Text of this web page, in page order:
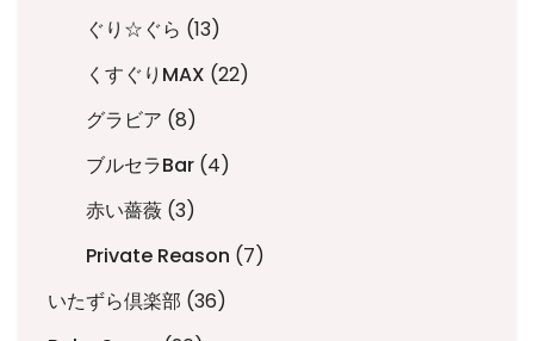
商
ぐり☆ぐら 1313
個
の
くすぐりMAX 2222
グラビア 88
個
の
商
ブルセラBar 44
商
赤い薔薇 33
の
商
Private Reason 77
いたずら倶楽部 3636